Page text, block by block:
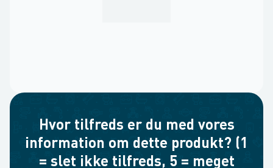
Hvor tilfreds er du med vores
information om dette produkt? (1
= slet ikke tilfreds, 5 = meget